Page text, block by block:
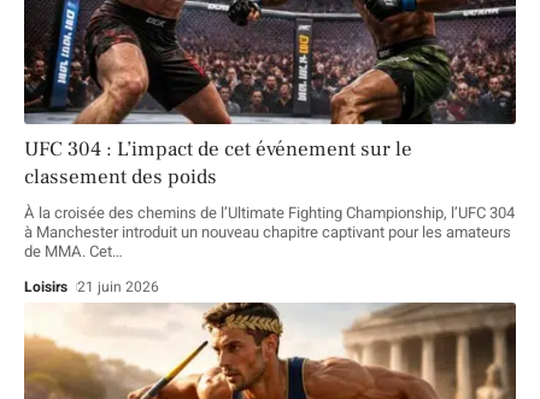
UFC 304 : L’impact de cet événement sur le
classement des poids
À la croisée des chemins de l’Ultimate Fighting Championship, l’UFC 304
à Manchester introduit un nouveau chapitre captivant pour les amateurs
de MMA. Cet…
Loisirs 21 juin 2026